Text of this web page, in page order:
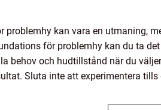
kan vara en utmaning,
för problemhy kan du ta
behov och hudtillstånd när du
Sluta inte att experimentera